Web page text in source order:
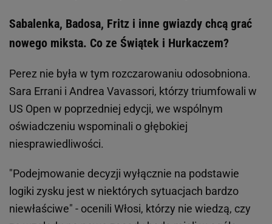
Sabalenka, Badosa, Fritz i inne gwiazdy chcą grać
nowego miksta. Co ze Świątek i Hurkaczem?
Perez nie była w tym rozczarowaniu odosobniona.
Sara Errani i Andrea Vavassori, którzy triumfowali w
US Open w poprzedniej edycji, we wspólnym
oświadczeniu wspominali o głębokiej
niesprawiedliwości.
"Podejmowanie decyzji wyłącznie na podstawie
logiki zysku jest w niektórych sytuacjach bardzo
niewłaściwe" - ocenili Włosi, którzy nie wiedzą, czy